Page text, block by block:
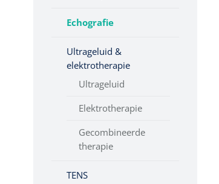
Tabouret
Echografie
Ultrageluid &
elektrotherapie
Ultrageluid
Elektrotherapie
Gecombineerde
therapie
TENS